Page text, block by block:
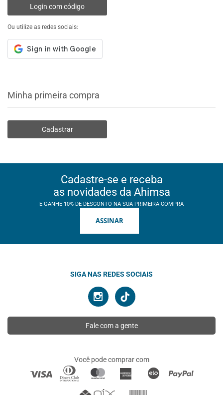
Login com código
Ou utilize as redes sociais:
Minha primeira compra
Cadastrar
Cadastre-se e receba
as novidades da Ahimsa
E GANHE 10% DE DESCONTO NA SUA PRIMEIRA COMPRA
ASSINAR
SIGA NAS REDES SOCIAIS
Fale com a gente
Você pode comprar com